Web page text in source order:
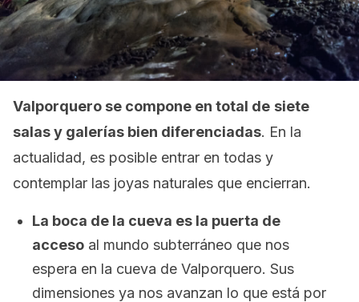
Valporquero se compone en total de siete
salas y galerías bien diferenciadas. En la
actualidad, es posible entrar en todas y
contemplar las joyas naturales que encierran.
La boca de la cueva es la puerta de
acceso al mundo subterráneo que nos
espera en la cueva de Valporquero. Sus
dimensiones ya nos avanzan lo que está por